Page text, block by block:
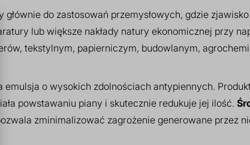
głównie do zastosowań przemysłowych, gdzie
lub większe nakłady natury ekonomicznej przy
tekstylnym, papierniczym, budowlanym,
emulsja o wysokich zdolnościach antypiennych.
powstawaniu piany i skutecznie redukuje jej ilość.
zminimalizować zagrożenie generowane przez